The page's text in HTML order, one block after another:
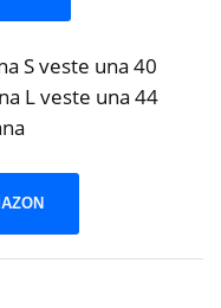
S veste una 40
L veste una 44